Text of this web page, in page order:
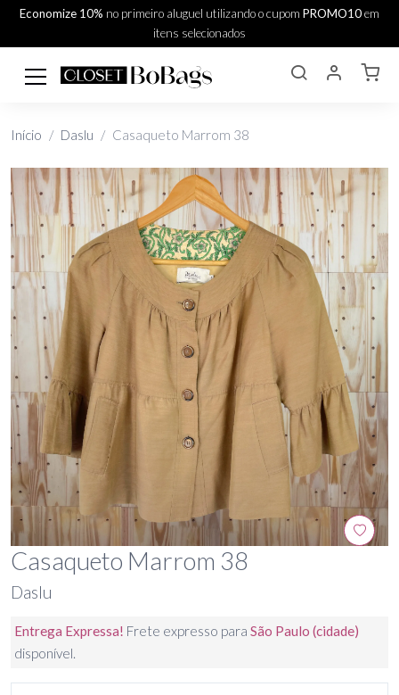
Economize 10% no primeiro aluguel utilizando o cupom PROMO10em
itens selecionados
Início Daslu Casaqueto Marrom 38
Casaqueto Marrom 38
Daslu
Entrega Expressa! Frete expresso para São Paulo (cidade)
disponível.